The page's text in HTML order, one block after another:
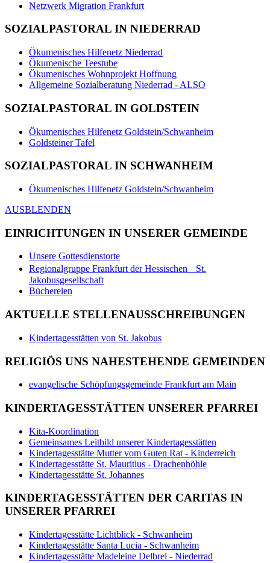
Netzwerk Migration Frankfurt
SOZIALPASTORAL IN NIEDERRAD
Ökumenisches Hilfenetz Niederrad
Ökumenische Teestube
Ökumenisches Wohnprojekt Hoffnung
Allgemeine Sozialberatung Niederrad - ALSO
SOZIALPASTORAL IN GOLDSTEIN
Ökumenisches Hilfenetz Goldstein/Schwanheim
Goldsteiner Tafel
SOZIALPASTORAL IN SCHWANHEIM
Ökumenisches Hilfenetz Goldstein/Schwanheim
AUSBLENDEN
EINRICHTUNGEN IN UNSERER GEMEINDE
Unsere Gottesdienstorte
Regionalgruppe Frankfurt der Hessischen St.
Jakobusgesellschaft
Büchereien
AKTUELLE STELLENAUSSCHREIBUNGEN
Kindertagesstätten von St. Jakobus
RELIGIÖS UNS NAHESTEHENDE GEMEINDEN
evangelische Schöpfungsgemeinde Frankfurt am Main
KINDERTAGESSTÄTTEN UNSERER PFARREI
Kita-Koordination
Gemeinsames Leitbild unserer Kindertagesstätten
Kindertagesstätte Mutter vom Guten Rat - Kinderreich
Kindertagesstätte St. Mauritius - Drachenhöhle
Kindertagesstätte St. Johannes
KINDERTAGESSTÄTTEN DER CARITAS IN
UNSERER PFARREI
Kindertagesstätte Lichtblick - Schwanheim
Kindertagesstätte Santa Lucia - Schwanheim
Kindertagesstätte Madeleine Delbrel - Niederrad